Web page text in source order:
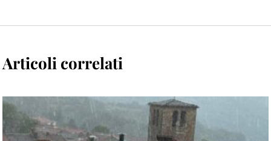
Articoli correlati